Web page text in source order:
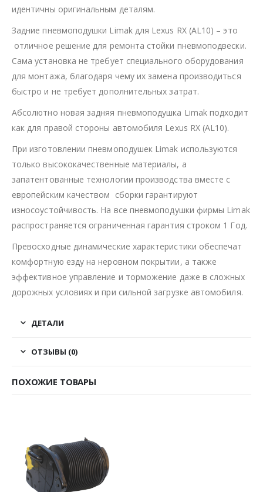
идентичны оригинальным деталям.
Задние пневмоподушки Limak для Lexus RX (AL10) – это
отличное решение для ремонта стойки пневмоподвески.
Сама установка не требует специального оборудования
для монтажа, благодаря чему их замена производиться
быстро и не требует дополнительных затрат.
Абсолютно новая задняя пневмоподушка Limak подходит
как для правой стороны автомобиля Lexus RX (AL10).
При изготовлении пневмоподушек Limak используются
только высококачественные материалы, а
запатентованные технологии производства вместе с
европейским качеством сборки гарантируют
износоустойчивость. На все пневмоподушки фирмы Limak
распространяется ограниченная гарантия строком 1 Год.
Превосходные динамические характеристики обеспечат
комфортную езду на неровном покрытии, а также
эффективное управление и торможение даже в сложных
дорожных условиях и при сильной загрузке автомобиля.
ДЕТАЛИ
ОТЗЫВЫ (0)
ПОХОЖИЕ ТОВАРЫ